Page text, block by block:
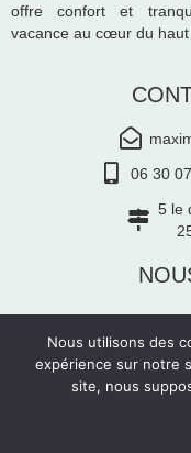
offre confort et
vacance au cœur du haut
06 30
5 le
© 2025 GÎTE SOUS
Nous utilisons des
expérience sur notre
site, nous